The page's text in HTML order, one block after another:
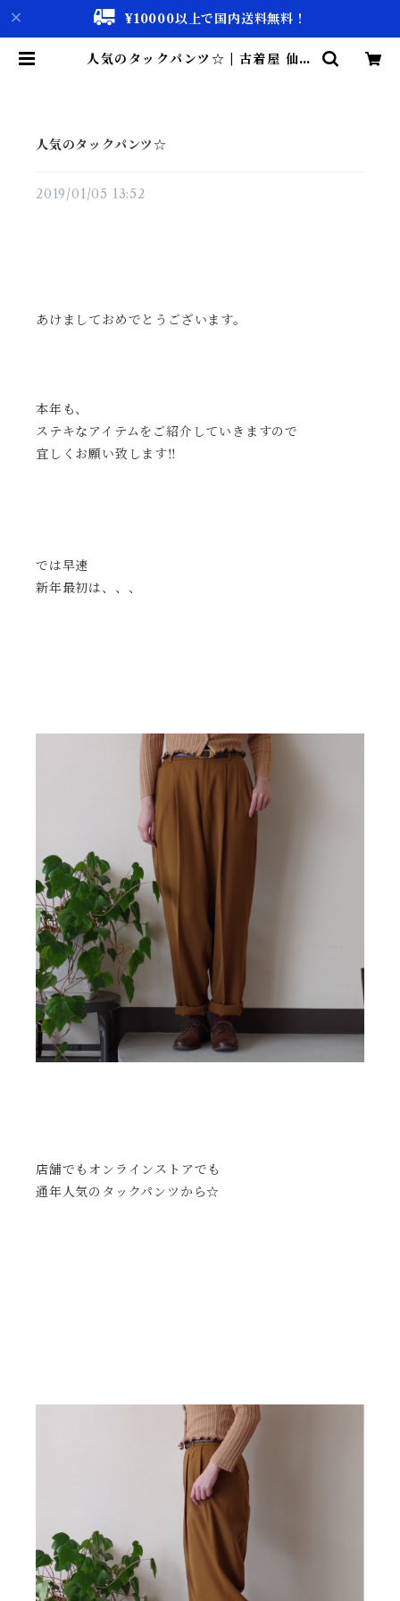
¥10000以上で国内送料無料！
人気のタックパンツ☆ | 古着屋 仙台
人気のタックパンツ☆
2019/01/05 13:52
あけましておめでとうございます。
本年も、
ステキなアイテムをご紹介していきますので
宜しくお願い致します‼︎
では早速
新年最初は、、、
店舗でもオンラインストアでも
通年人気のタックパンツから☆